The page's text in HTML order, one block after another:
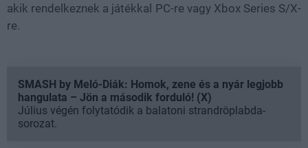
akik rendelkeznek a játékkal PC-re vagy Xbox Series S/X-
re.
SMASH by Meló-Diák: Homok, zene és a nyár legjobb
hangulata – Jön a második forduló! (X)
Július végén folytatódik a balatoni strandröplabda-
sorozat.